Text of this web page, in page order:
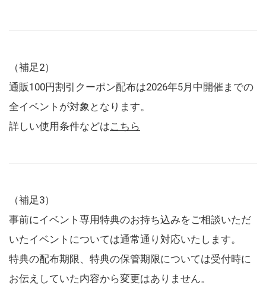
（補足2）
通販100円割引クーポン配布は2026年5月中開催までの
全イベントが対象となります。
詳しい使用条件などはこちら
（補足3）
事前にイベント専用特典のお持ち込みをご相談いただ
いたイベントについては通常通り対応いたします。
特典の配布期限、特典の保管期限については受付時に
お伝えしていた内容から変更はありません。